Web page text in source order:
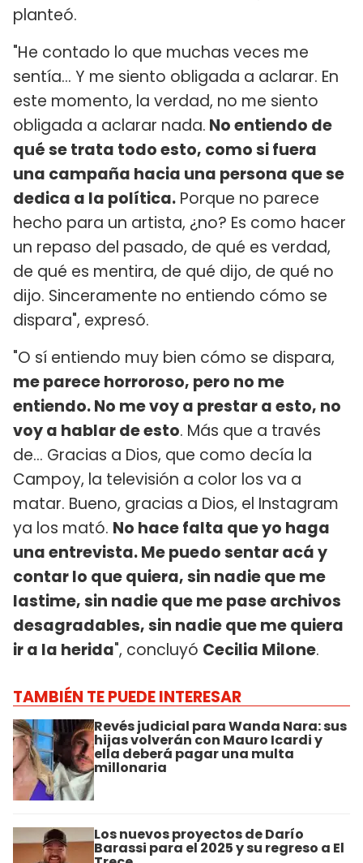
planteó.
"He contado lo que muchas veces me
sentía... Y me siento obligada a aclarar. En
este momento, la verdad, no me siento
obligada a aclarar nada. No entiendo de
qué se trata todo esto, como si fuera
una campaña hacia una persona que se
dedica a la política. Porque no parece
hecho para un artista, ¿no? Es como hacer
un repaso del pasado, de qué es verdad,
de qué es mentira, de qué dijo, de qué no
dijo. Sinceramente no entiendo cómo se
dispara", expresó.
"O sí entiendo muy bien cómo se dispara,
me parece horroroso, pero no me
entiendo. No me voy a prestar a esto, no
voy a hablar de esto. Más que a través
de... Gracias a Dios, que como decía la
Campoy, la televisión a color los va a
matar. Bueno, gracias a Dios, el Instagram
ya los mató. No hace falta que yo haga
una entrevista. Me puedo sentar acá y
contar lo que quiera, sin nadie que me
lastime, sin nadie que me pase archivos
desagradables, sin nadie que me quiera
ir a la herida", concluyó Cecilia Milone.
TAMBIÉN TE PUEDE INTERESAR
Revés judicial para Wanda Nara: sus
hijas volverán con Mauro Icardi y
ella deberá pagar una multa
millonaria
Los nuevos proyectos de Darío
Barassi para el 2025 y su regreso a El